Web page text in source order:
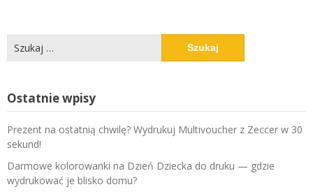
Ostatnie wpisy
Prezent na ostatnią chwilę? Wydrukuj Multivoucher z Zeccer w 30
sekund!
Darmowe kolorowanki na Dzień Dziecka do druku — gdzie
wydrukować je blisko domu?